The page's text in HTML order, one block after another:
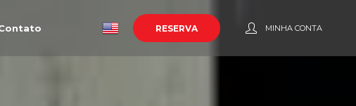
RESERVA MINHA CONTA